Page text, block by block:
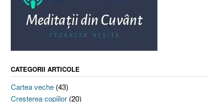
CATEGORII ARTICOLE
Cartea veche (43)
Creşterea copiilor (20)